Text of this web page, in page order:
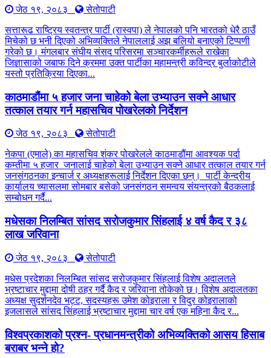
जेठ १९, २०८३
सेतोपाटी
सत्तारूढ राष्ट्रिय स्वतन्त्र पार्टी (रास्वपा) ले नेपालको पनि भारतको धेरै ठाउँ
मिचेको छ भनी दिएको अभिव्यक्तिले नेपाललाई अझ बलियो बनाएको टिप्पणी
गरेको छ। मंगलबार संघीय संसद परिसरमा सञ्चारकर्मीहरूले राखेका
जिज्ञासाको जबाफ दिने क्रममा उक्त पार्टीका महामन्त्री कविन्द्र बुर्लाकोटीले
यस्तो प्रतिक्रिया दिएका...
काठमाडौंमा ५ हजार जना चाहेको बेला उभ्याउन सक्ने आधार
तत्काल तयार गर्न महासचिव पोखरेलको निर्देशन
जेठ १९, २०८३
सेतोपाटी
नेकपा (एमाले) का महासचिव शंकर पोखरेलले काठमाडौंमा आवश्यक पर्दा
कम्तीमा ५ हजार जनालाई चाहेको बेला उभ्याउन सक्ने आधार तत्काल तयार गर्न
जनसंगठनका इन्चार्ज र अध्यक्षहरूलाई निर्देशन दिएका छन्। पार्टी केन्द्रीय
कार्यालय च्यासलमा सोमबार बसेको जनसंगठन समन्वय संयन्त्रको बैठकलाई
सम्बोधन गर्दै...
मधेसका निलम्बित सांसद सरोजकुमार सिंहलाई ४ वर्ष कैद र ३८
लाख जरिवाना
जेठ १९, २०८३
सेतोपाटी
मधेस प्रदेशका निलम्बित सांसद सरोजकुमार सिंहलाई विशेष अदालतले
भ्रष्टाचार मुद्दामा दोषी ठहर गर्दै कैद र जरिवाना तोकेको छ। विशेष अदालतका
अध्यक्ष सुदर्शनदेव भट्ट, सदस्यहरू उमेश कोइराला र विदुर कोइरालाको
इजलासले सांसद सिंहलाई भ्रष्टाचार मुद्दामा चार वर्ष एक महिना कैद र...
विश्वप्रकाशको प्रश्न- प्रधानमन्त्रीको अभिव्यक्तिको आसय हिसाब
बराबर भन्ने हो?